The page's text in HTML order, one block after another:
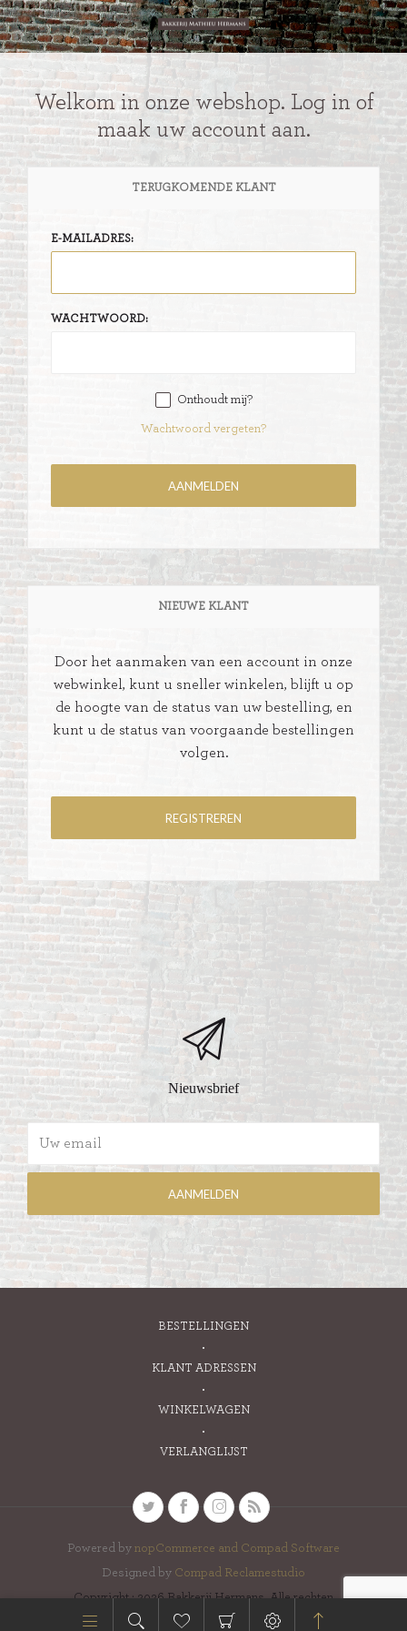
Welkom in onze webshop. Log in of
maak uw account aan.
TERUGKOMENDE KLANT
E-MAILADRES:
WACHTWOORD:
Onthoudt mij?
Wachtwoord vergeten?
NIEUWE KLANT
Door het aanmaken van een account in onze
webwinkel, kunt u sneller winkelen, blijft u op
de hoogte van de status van uw bestelling, en
kunt u de status van voorgaande bestellingen
volgen.
Nieuwsbrief
BESTELLINGEN
KLANT ADRESSEN
WINKELWAGEN
VERLANGLIJST
Powered by nopCommerce and Compad Software
Designed by Compad Reclamestudio
Copyright ; 2026 Bakkerij Hermans. Alle rechten
voorbehouden.